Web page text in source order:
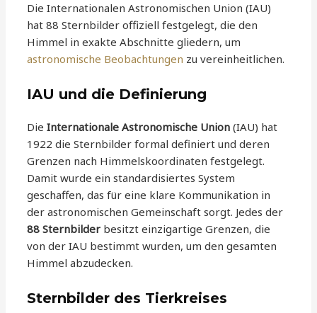
Die Internationalen Astronomischen Union (IAU)
hat 88 Sternbilder offiziell festgelegt, die den
Himmel in exakte Abschnitte gliedern, um
astronomische Beobachtungen zu vereinheitlichen.
IAU und die Definierung
DieInternationale Astronomische Union (IAU) hat
1922 die Sternbilder formal definiert und deren
Grenzen nach Himmelskoordinaten festgelegt.
Damit wurde ein standardisiertes System
geschaffen, das für eine klare Kommunikation in
der astronomischen Gemeinschaft sorgt. Jedes der
88 Sternbilder besitzt einzigartige Grenzen, die
von der IAU bestimmt wurden, um den gesamten
Himmel abzudecken.
Sternbilder des Tierkreises